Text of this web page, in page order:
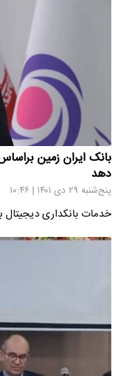
بانک ایران زمین
دهد
پنج‌شنبه ۲۹ دی ۱۴۰۱ | ۱۰:۴۶
خدمات بانکداری دیجیتال